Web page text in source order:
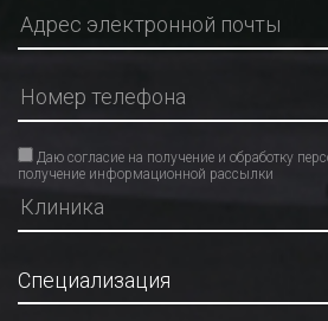
Даю согласие на получение и обработку
получение информационной рассылки